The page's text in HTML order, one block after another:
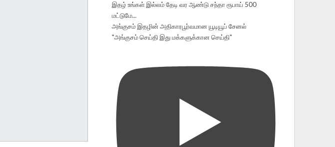
இதழ் உங்கள் இல்லம் தேடி வர ஆண்டு சந்தா ரூபாய் 500
மட்டுமே...
அங்குசம் இதழின் அதிகாரபூர்வமான யூடியூப் சேனல்
"அங்குசம் செய்தி இது மக்களுக்கான செய்தி"